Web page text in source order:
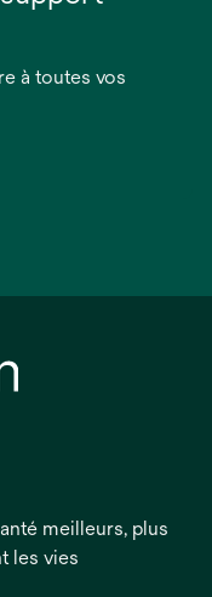
à toutes vos
meilleurs, plus
les vies